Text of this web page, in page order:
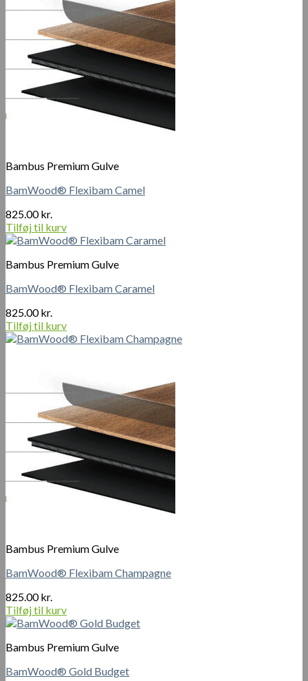
Bambus Premium Gulve
BamWood® Flexibam Camel
825.00kr.
Tilføj til kurv
Bambus Premium Gulve
BamWood® Flexibam Caramel
825.00kr.
Tilføj til kurv
Bambus Premium Gulve
BamWood® Flexibam Champagne
825.00kr.
Tilføj til kurv
Bambus Premium Gulve
BamWood® Gold Budget